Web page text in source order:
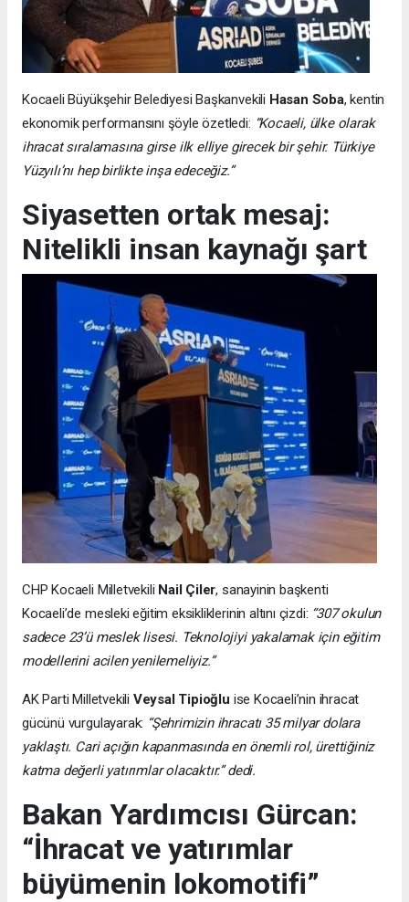
Kocaeli Büyükşehir Belediyesi Başkanvekili Hasan Soba, kentin
ekonomik performansını şöyle özetledi: “Kocaeli, ülke olarak
ihracat sıralamasına girse ilk elliye girecek bir şehir. Türkiye
Yüzyılı’nı hep birlikte inşa edeceğiz.”
Siyasetten ortak mesaj:
Nitelikli insan kaynağı şart
CHP Kocaeli Milletvekili Nail Çiler, sanayinin başkenti
Kocaeli’de mesleki eğitim eksikliklerinin altını çizdi: “307 okulun
sadece 23’ü meslek lisesi. Teknolojiyi yakalamak için eğitim
modellerini acilen yenilemeliyiz.”
AK Parti Milletvekili Veysal Tipioğlu ise Kocaeli’nin ihracat
gücünü vurgulayarak: “Şehrimizin ihracatı 35 milyar dolara
yaklaştı. Cari açığın kapanmasında en önemli rol, ürettiğiniz
katma değerli yatırımlar olacaktır.” dedi.
Bakan Yardımcısı Gürcan:
“İhracat ve yatırımlar
büyümenin lokomotifi”